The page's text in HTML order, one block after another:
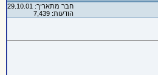
חבר מתאריך: 29.10.01
הודעות: 7,439